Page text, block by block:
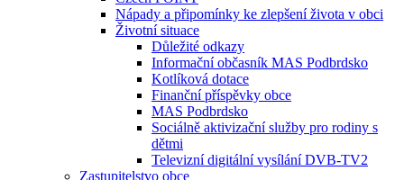
Nápady a připomínky ke zlepšení života v obci
Životní situace
Důležité odkazy
Informační občasník MAS Podbrdsko
Kotlíková dotace
Finanční příspěvky obce
MAS Podbrdsko
Sociálně aktivizační služby pro rodiny s
dětmi
Televizní digitální vysílání DVB-TV2
Zastupitelstvo obce